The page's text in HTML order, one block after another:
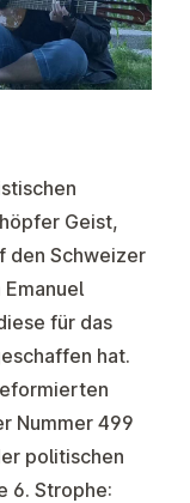
Geist,
den Schweizer
für das
hat.
Nummer 499
politischen
6. Strophe: